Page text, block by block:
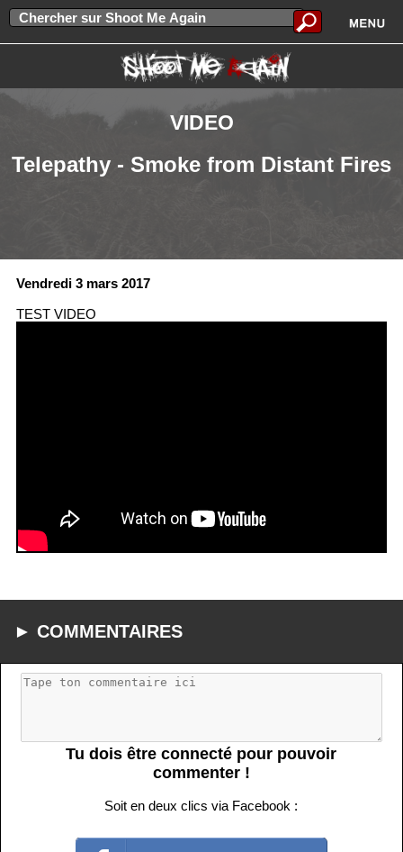
VIDEO
Telepathy - Smoke from Distant Fires
Vendredi 3 mars 2017
TEST VIDEO
► COMMENTAIRES
Tu dois être connecté pour pouvoir
commenter !
Soit en deux clics via Facebook :